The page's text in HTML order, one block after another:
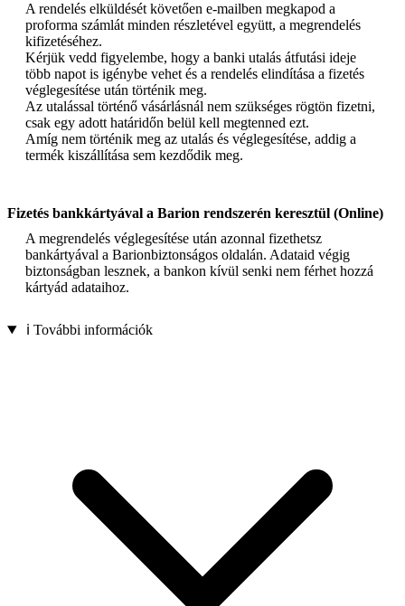
A rendelés elküldését követően e-mailben megkapod a
proforma számlát minden részletével együtt, a megrendelés
kifizetéséhez.
Kérjük vedd figyelembe, hogy a banki utalás átfutási ideje
több napot is igénybe vehet és a rendelés elindítása a fizetés
véglegesítése után történik meg.
Az utalással történő vásárlásnál nem szükséges rögtön fizetni,
csak egy adott határidőn belül kell megtenned ezt.
Amíg nem történik meg az utalás és véglegesítése, addig a
termék kiszállítása sem kezdődik meg.
Fizetés bankkártyával a Barion rendszerén keresztül (Online)
A megrendelés véglegesítése után azonnal fizethetsz
bankártyával a Barionbiztonságos oldalán. Adataid végig
biztonságban lesznek, a bankon kívül senki nem férhet hozzá
kártyád adataihoz.
ℹ️ További információk